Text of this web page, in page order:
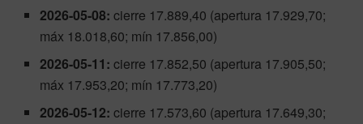
2026-05-08: cierre 17.889,40 (apertura 17.929,70;
máx 18.018,60; mín 17.856,00)
2026-05-11: cierre 17.852,50 (apertura 17.905,50;
máx 17.953,20; mín 17.773,20)
2026-05-12: cierre 17.573,60 (apertura 17.649,30;